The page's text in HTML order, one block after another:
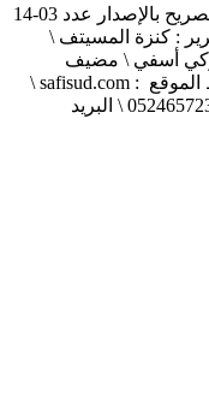
أسفي جنوب safisud صحيفة إلكترونية \ التصريح بالإصدار عدد 03-14
: كنزة المسيتف \
125 المجموعة 4 حي كاوكي أسفي \ مضيف
الموقع : النجاح هوت NAJA7HOST \ رابط الموقع : safisud.com \
للتواصل معنا عبر الهاتف 0663881120 \ 0524657231 \ البريد